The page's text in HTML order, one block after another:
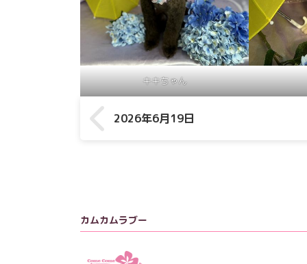
キキちゃん
2026年6月19日
カムカムラブー